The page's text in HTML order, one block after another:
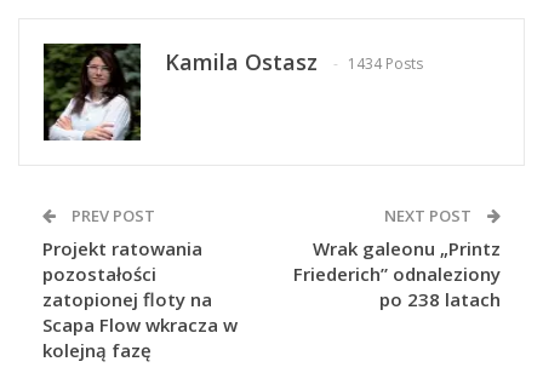
Kamila Ostasz 1434 Posts
PREV POST
Projekt ratowania
pozostałości
zatopionej floty na
Scapa Flow wkracza w
kolejną fazę
NEXT POST
Wrak galeonu „Printz
Friederich” odnaleziony
po 238 latach